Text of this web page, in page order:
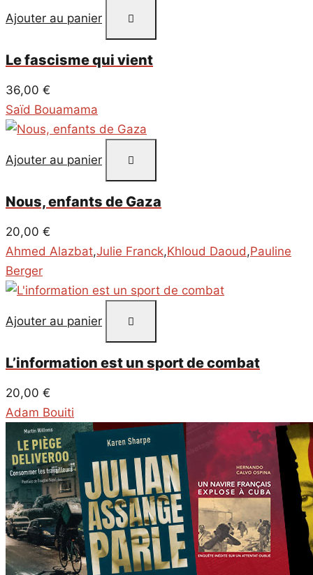
Ajouter au panier
Le fascisme qui vient
36,00 €
Saïd Bouamama
Ajouter au panier
Nous, enfants de Gaza
20,00 €
Ahmed Alazbat,Julie Franck,Khloud Daoud,Pauline
Berger
Ajouter au panier
L’information est un sport de combat
20,00 €
Adam Bouiti